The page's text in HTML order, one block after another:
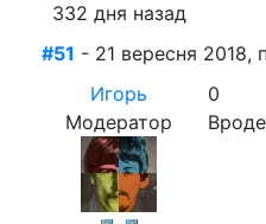
332 дня назад
#51 - 21 вересня 2018,
Игорь
Модератор
0